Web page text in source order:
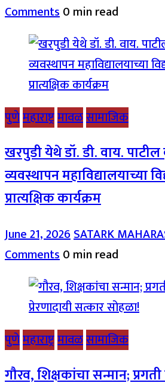
Comments0 min read
पुणेमहाराष्ट्रमावळसामाजिक
खरपुडी येथे डॉ. डी. वाय.
व्यवस्थापन महाविद्यालयाच्या
प्रात्यक्षिक कार्यक्रम
June 21, 2026SATARK
Comments0 min read
पुणेमहाराष्ट्रमावळसामाजिक
गौरव, शिक्षकांचा सन्मान; प्रगती